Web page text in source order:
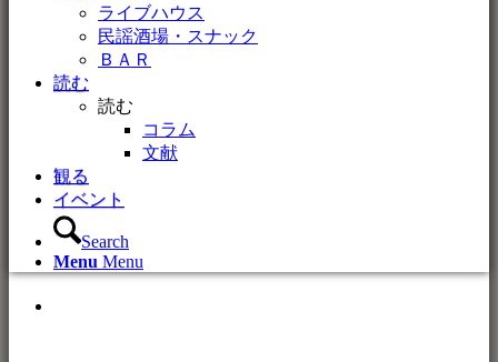
ライブハウス
民謡酒場・スナック
ＢＡＲ
読む
読む
コラム
文献
観る
イベント
Search
Menu Menu